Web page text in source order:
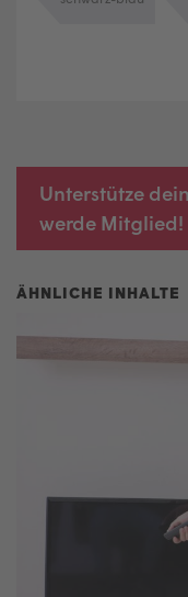
Unterstütze
werde Mitglied!